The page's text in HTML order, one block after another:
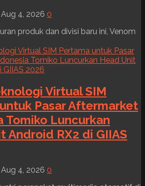
Aug 4, 2026 0
produk dan divisi baru ini, Venom
Virtual SIM
Pasar Aftermarket
Tomiko Luncurkan
Android RX2 di GIIAS
Aug 4, 2026 0